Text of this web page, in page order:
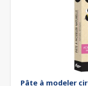
Pâte à modeler